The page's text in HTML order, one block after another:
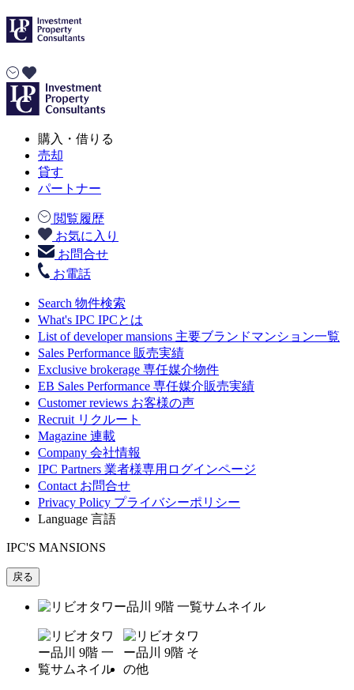
購入・借りる
売却
貸す
パートナー
閲覧履歴
お気に入り
お問合せ
お電話
Search 物件検索
What's IPC IPCとは
List of developer mansions 主要ブランドマンション一覧
Sales Performance 販売実績
Exclusive brokerage 専任媒介物件
EB Sales Performance 専任媒介販売実績
Customer reviews お客様の声
Recruit リクルート
Magazine 連載
Company 会社情報
IPC Partners 業者様専用ログインページ
Contact お問合せ
Privacy Policy プライバシーポリシー
Language 言語
IPC'S MANSIONS
戻る